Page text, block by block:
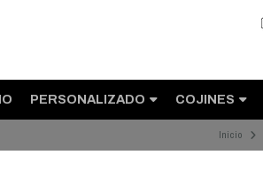
PERSONALIZADO COJINES
Inicio